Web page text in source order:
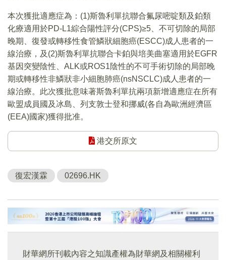
本次獲批適應症為：(1)斯魯利單抗聯合氟尿嘧啶類及鉑類
化療適用於PD-L1綜合陽性評分(CPS)≥5、不可切除的局部
晚期、復發或轉移性食管鱗狀細胞癌(ESCC)成人患者的一
線治療，及(2)斯魯利單抗聯合卡鉑與培美曲塞適用於EGFR
基因突變陰性、ALK或ROS1陰性的不可手術切除的局部晚
期或轉移性非鱗狀非小細胞肺癌(nsNSCLC)成人患者的一
線治療。此次獲批意味著斯魯利單抗兩項新增適應症在所有
歐盟成員國及冰島、列支敦士登和挪威(各自為歐洲經濟區
(EEA)國家)獲得批准。
港交所原文
復宏漢霖 02696.HK
財華網所刊載內容之知識產權為財華網及相關權利